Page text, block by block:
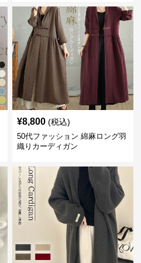
¥8,800 (税込)
50代ファッション 綿麻ロング羽
織りカーディガン